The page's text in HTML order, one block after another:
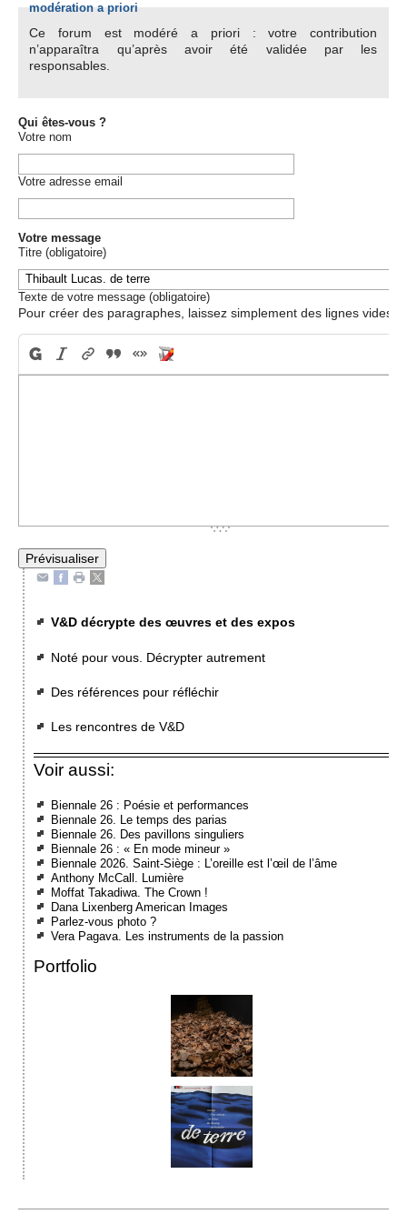
modération a priori
Ce forum est modéré a priori : votre contribution
n’apparaîtra qu’après avoir été validée par les
responsables.
Qui êtes-vous ?
Votre nom
Votre adresse email
Votre message
Titre (obligatoire)
Texte de votre message (obligatoire)
Pour créer des paragraphes, laissez simplement des lignes vides.
V&D décrypte des œuvres et des expos
Noté pour vous. Décrypter autrement
Des références pour réfléchir
Les rencontres de V&D
Voir aussi:
Biennale 26 : Poésie et performances
Biennale 26. Le temps des parias
Biennale 26. Des pavillons singuliers
Biennale 26 : « En mode mineur »
Biennale 2026. Saint-Siège : L’oreille est l’œil de l’âme
Anthony McCall. Lumière
Moffat Takadiwa. The Crown !
Dana Lixenberg American Images
Parlez-vous photo ?
Vera Pagava. Les instruments de la passion
Portfolio